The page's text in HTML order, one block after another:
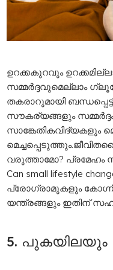
ഉറക്കകുറവും
സമ്മര്‍ദ്ദവുമെല്ലാം
തകരാറുമായി
സൗകര്യങ്ങളും
സാങ്കേതികവിദ്യകളും
വരുത്താമോ? പ്രമേഹം
Can small lifestyle
പ്രോഗ്രാമുകളും
യന്ത്രങ്ങളും ഇതിന്
5. പുകയിലയും